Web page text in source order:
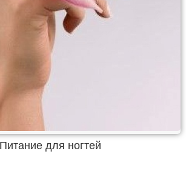
Питание для ногтей